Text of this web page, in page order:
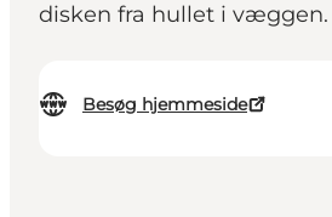
disken fra hullet i væggen.
Besøg hjemmeside